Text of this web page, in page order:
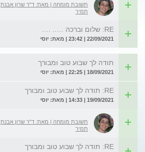
תשובת מומחה | מאת: ד"ר שרון אבנת
תמיר
RE: שלום וברכה ….. ….
22/09/2021 | 23:42 | מאת: יוסי
תודה לך שבוע טוב ומבורך
18/09/2021 | 22:25 | מאת: יוסי
RE: תודה לך שבוע טוב ומבורך
19/09/2021 | 14:33 | מאת: יוסי
תשובת מומחה | מאת: ד"ר שרון אבנת
תמיר
RE: תודה לך שבוע טוב ומבורך